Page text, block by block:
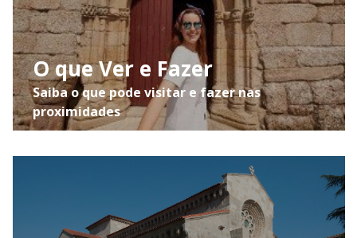
O que Ver e Fazer
Saiba o que pode visitar e fazer nas
proximidades